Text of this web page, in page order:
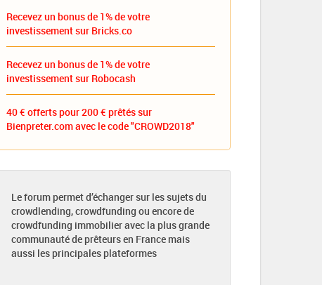
Recevez un bonus de 1% de votre
investissement sur Bricks.co
Recevez un bonus de 1% de votre
investissement sur Robocash
40 € offerts pour 200 € prêtés sur
Bienpreter.com avec le code "CROWD2018"
Le forum permet d’échanger sur les sujets du
crowdlending, crowdfunding ou encore de
crowdfunding immobilier avec la plus grande
communauté de prêteurs en France mais
aussi les principales plateformes